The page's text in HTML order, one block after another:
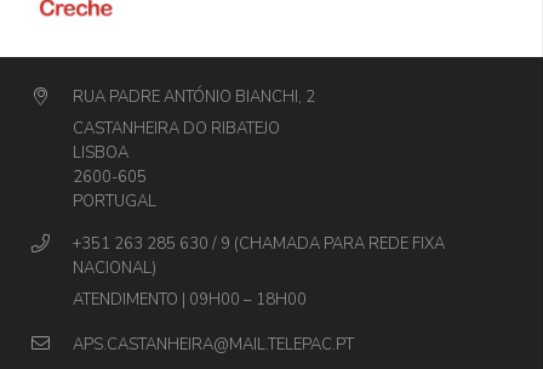
RUA PADRE ANTÓNIO BIANCHI, 2
CASTANHEIRA DO RIBATEJO
LISBOA
2600-605
PORTUGAL
+351 263 285 630 / 9 (CHAMADA PARA REDE FIXA
NACIONAL)
ATENDIMENTO | 09H00 – 18H00
APS.CASTANHEIRA@MAIL.TELEPAC.PT